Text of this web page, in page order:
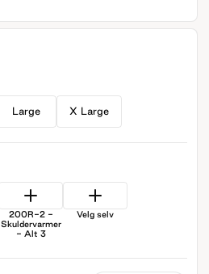
Large X Large
200R-2 -
Skuldervarmer
- Alt 3
Velg selv